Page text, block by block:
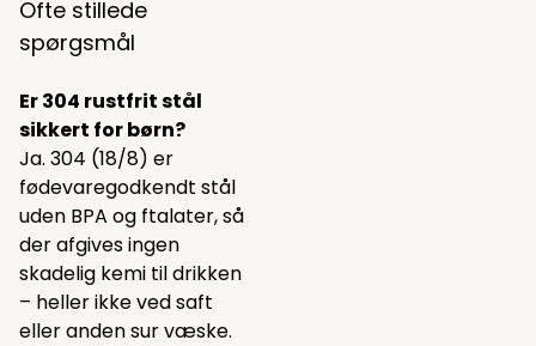
Ofte stillede
spørgsmål
Er 304 rustfrit stål
sikkert for børn?
Ja. 304 (18/8) er
fødevaregodkendt stål
uden BPA og ftalater, så
der afgives ingen
skadelig kemi til drikken
– heller ikke ved saft
eller anden sur væske.